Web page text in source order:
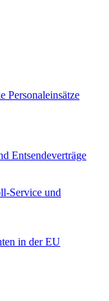
Entsendeverträge
Service und
in der EU